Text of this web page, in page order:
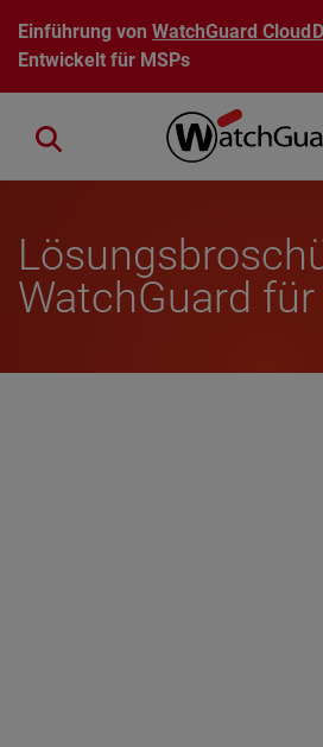
Direkt zum Inhalt
Einführung vonWatchGuard
Entwickelt für MSPs
Close search
WatchGuard für